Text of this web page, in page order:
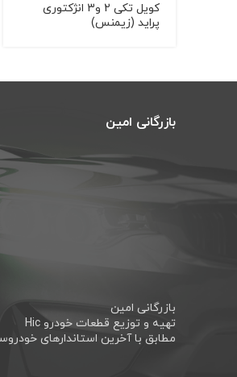
كویل تکی 2 و3 انژکتوری
پرايد (زيمنس)
بازرگانی امین
بازرگانی امین
تهیه و توزیع قطعات خودرو Hic
مطابق با آخرین استاندارهای